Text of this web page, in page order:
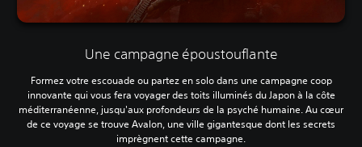
Une campagne époustouflante
Formez votre escouade ou partez en solo dans une campagne coop
innovante qui vous fera voyager des toits illuminés du Japon à la côte
méditerranéenne, jusqu'aux profondeurs de la psyché humaine. Au cœur
de ce voyage se trouve Avalon, une ville gigantesque dont les secrets
imprègnent cette campagne.